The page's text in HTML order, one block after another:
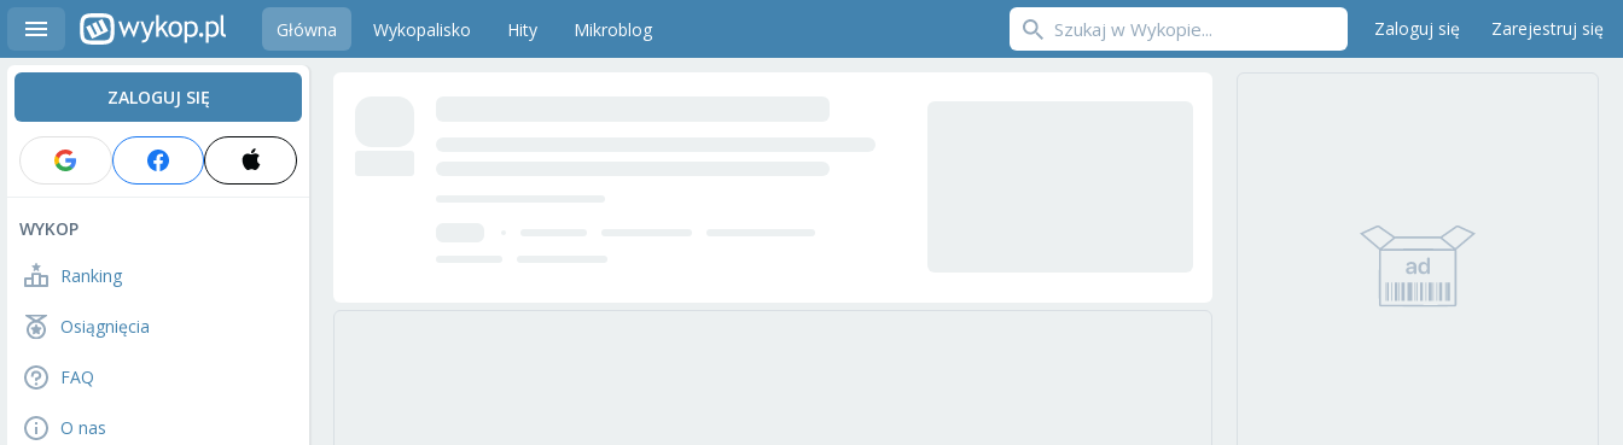
Główna Wykopalisko Hity Mikroblog Zaloguj się Zarejestruj się
ZALOGUJ SIĘ
WYKOP
Ranking
Osiągnięcia
FAQ
O nas